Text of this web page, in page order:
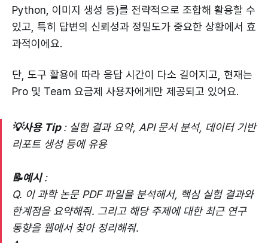
Python, 이미지 생성 등)를 전략적으로 조합해 활용할 수
있고, 특히 답변의 신뢰성과 정밀도가 중요한 상황에서 효
과적이에요.
단, 도구 활용에 따라 응답 시간이 다소 길어지고, 현재는
Pro 및 Team 요금제 사용자에게만 제공되고 있어요.
💡사용 Tip: 실험 결과 요약, API 문서 분석, 데이터 기반
리포트 생성 등에 유용
📝예시:
Q. 이 과학 논문 PDF 파일을 분석해서, 핵심 실험 결과와
한계점을 요약해줘. 그리고 해당 주제에 대한 최근 연구
동향을 웹에서 찾아 정리해줘.